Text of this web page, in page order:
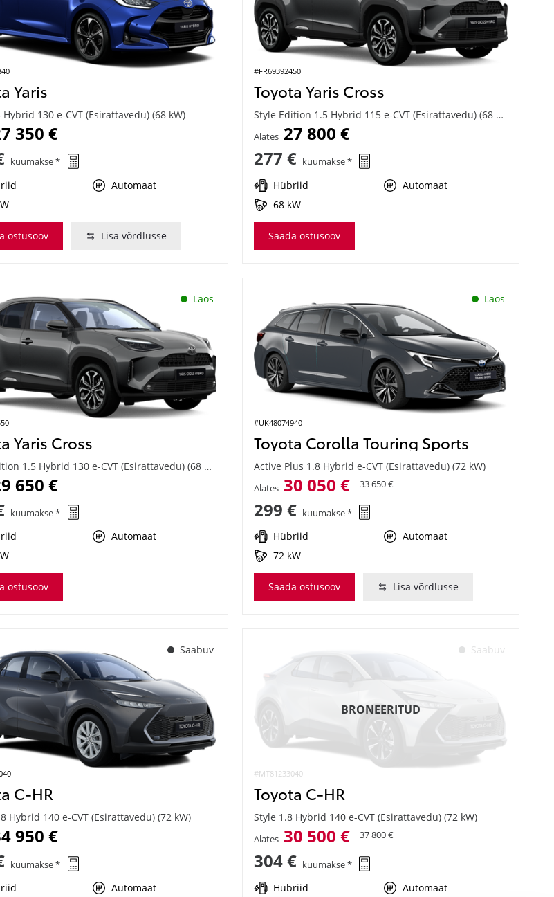
Yaris
Hybrid 130 e-CVT (Esirattavedu) (68 kW)
350 €
kuumakse *
Automaat
ostusoov Lisa võrdlusse
#FR69392450
Toyota Yaris Cross
Style Edition 1.5 Hybrid 115 e-CVT (Esirattavedu) (68 kW)
Alates 27 800 €
277 € kuumakse *
Hübriid
Automaat
68 kW
Saada ostusoov
Laos
Yaris Cross
Style Edition 1.5 Hybrid 130 e-CVT (Esirattavedu) (68 kW)
650 €
kuumakse *
Automaat
ostusoov
Laos
#UK48074940
Toyota Corolla Touring Sports
Active Plus 1.8 Hybrid e-CVT (Esirattavedu) (72 kW)
Alates 30 050 € 33 650 €
299 € kuumakse *
Hübriid
Automaat
72 kW
Saada ostusoov Lisa võrdlusse
Saabuv
C-HR
Hybrid 140 e-CVT (Esirattavedu) (72 kW)
950 €
kuumakse *
Automaat
Saabuv
#MT81233040
BRONEERITUD
Toyota C-HR
Style 1.8 Hybrid 140 e-CVT (Esirattavedu) (72 kW)
Alates 30 500 € 37 800 €
304 € kuumakse *
Hübriid
Automaat